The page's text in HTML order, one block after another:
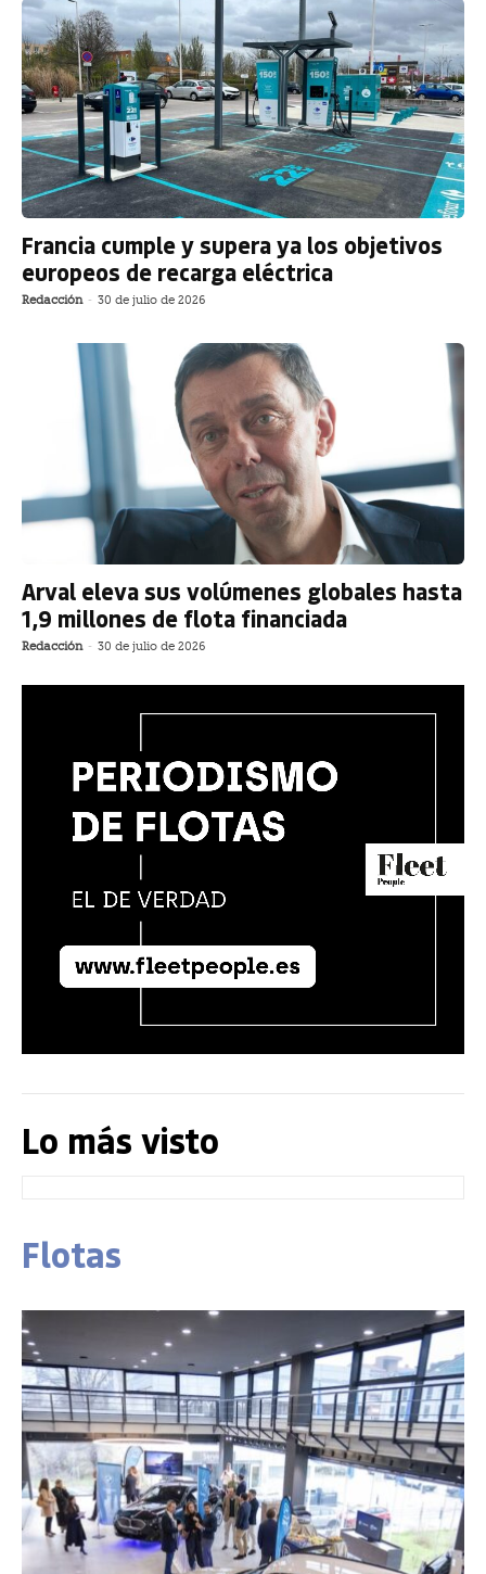
Francia cumple y supera ya los objetivos
europeos de recarga eléctrica
Redacción - 30 de julio de 2026
Arval eleva sus volúmenes globales hasta
1,9 millones de flota financiada
Redacción - 30 de julio de 2026
Lo más visto
Flotas